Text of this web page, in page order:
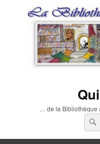
… de la Bibliothèque